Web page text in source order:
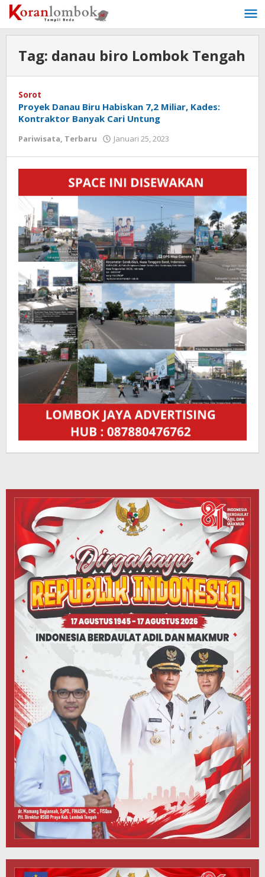
Lewati
ke
konten
Tag: danau biro Lombok Tengah
Sorot
Proyek Danau Biru Habiskan 7,2 Miliar, Kades:
Kontraktor Banyak Cari Untung
Pariwisata, Terbaru Januari 25, 2023